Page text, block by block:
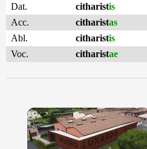
Dat.
citharistis
Acc.
citharistas
Abl.
citharistis
Voc.
citharistae
×